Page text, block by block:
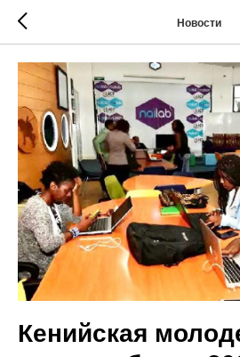
Новости
Кенийская